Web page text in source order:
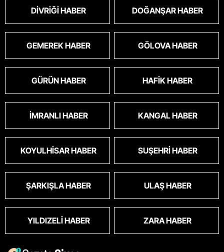
DIVRIĞI HABER DOĞANŞAR HABER
GEMEREK HABER GÖLOVA HABER
GÜRÜN HABER HAFIK HABER
İMRANLI HABER KANGAL HABER
KOYULHISAR HABER SUŞEHRI HABER
ŞARKIŞLA HABER ULAŞ HABER
YILDIZELI HABER ZARA HABER